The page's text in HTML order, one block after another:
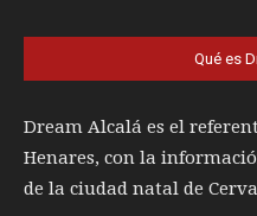
Qué es
Dream Alcalá es el
Henares, con la
de la ciudad natal de